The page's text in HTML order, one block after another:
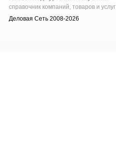
справочник компаний, товаров и услуг
Деловая Сеть 2008-2026